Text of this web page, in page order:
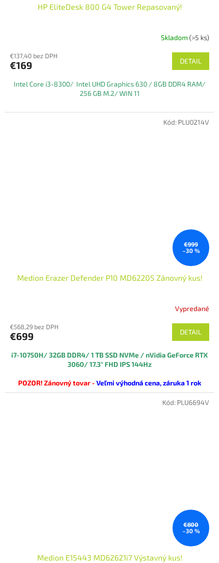
HP EliteDesk 800 G4 Tower Repasovaný!
Skladom(>5 ks)
€137,40 bez DPH
€169 DETAIL
Intel Core i3-8300/ Intel UHD Graphics 630 / 8GB DDR4 RAM/
256 GB M.2/ WIN 11
€999
–30 %
Medion Erazer Defender P10 MD62205 Zánovný kus!
Vypredané
€568,29 bez DPH
€699 DETAIL
i7-10750H/ 32GB DDR4/ 1 TB SSD NVMe / nVidia GeForce RTX
3060/ 17.3" FHD IPS 144Hz
POZOR! Zánovný tovar - Veľmi výhodná cena, záruka 1 rok
tovar je v 100% funkčnom stave, staršieho výrobného roku s miernymi
vizuálnymi nedostatkami (viď reálne foto produktu).
Kód: PLU0214V
€800
–30 %
Medion E15443 MD62621i7 Výstavný kus!
Kód: PLU6694V